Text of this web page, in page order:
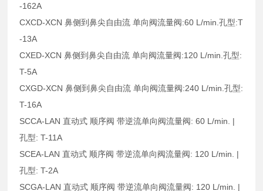
-162A
CXCD-XCN 鼻侧到鼻尖自由流 单向阀流量阀:60 L/min.孔型:T
-13A
CXED-XCN 鼻侧到鼻尖自由流 单向阀流量阀:120 L/min.孔型:
T-5A
CXGD-XCN 鼻侧到鼻尖自由流 单向阀流量阀:240 L/min.孔型:
T-16A
SCCA-LAN 直动式 顺序阀 带逆流单向阀流量阀: 60 L/min. |
孔型: T-11A
SCEA-LAN 直动式 顺序阀 带逆流单向阀流量阀: 120 L/min. |
孔型: T-2A
SCGA-LAN 直动式 顺序阀 带逆流单向阀流量阀: 120 L/min. |